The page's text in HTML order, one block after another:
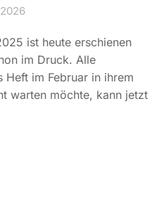
ist heute erschienen
im Druck. Alle
im Februar in ihrem
warten möchte, kann jetzt